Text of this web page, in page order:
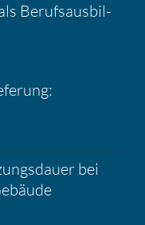
Berufs­aus­bil­
bei